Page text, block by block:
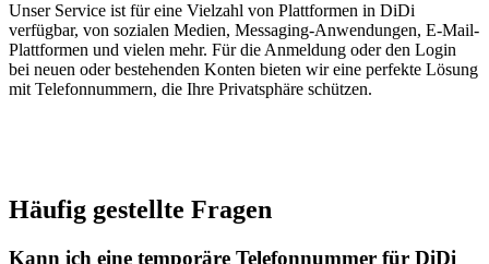
Unser Service ist für eine Vielzahl von Plattformen in DiDi
verfügbar, von sozialen Medien, Messaging-Anwendungen, E-Mail-
Plattformen und vielen mehr. Für die Anmeldung oder den Login
bei neuen oder bestehenden Konten bieten wir eine perfekte Lösung
mit Telefonnummern, die Ihre Privatsphäre schützen.
Häufig gestellte Fragen
Kann ich eine temporäre Telefonnummer für DiDi